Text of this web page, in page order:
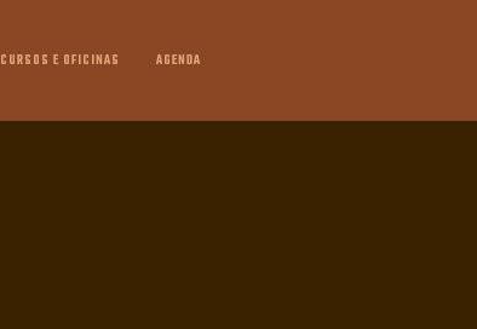
CURSOS E OFICINAS AGENDA